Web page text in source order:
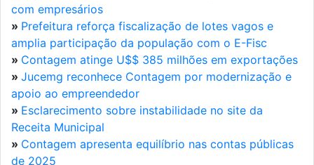
com empresários
» Prefeitura reforça fiscalização de lotes vagos e
amplia participação da população com o E-Fisc
» Contagem atinge U$$ 385 milhões em exportações
» Jucemg reconhece Contagem por modernização e
apoio ao empreendedor
» Esclarecimento sobre instabilidade no site da
Receita Municipal
» Contagem apresenta equilíbrio nas contas públicas
de 2025